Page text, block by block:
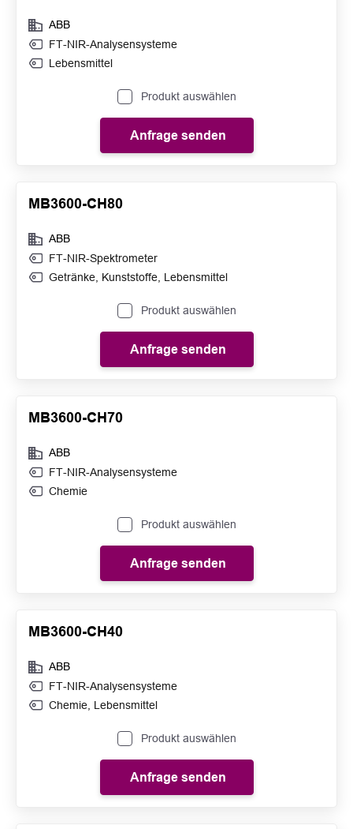
ABB
FT-NIR-Analysensysteme
Lebensmittel
Produkt auswählen
Anfrage senden
MB3600-CH80
ABB
FT-NIR-Spektrometer
Getränke Kunststoffe Lebensmittel
Produkt auswählen
Anfrage senden
MB3600-CH70
ABB
FT-NIR-Analysensysteme
Chemie
Produkt auswählen
Anfrage senden
MB3600-CH40
ABB
FT-NIR-Analysensysteme
Chemie Lebensmittel
Produkt auswählen
Anfrage senden